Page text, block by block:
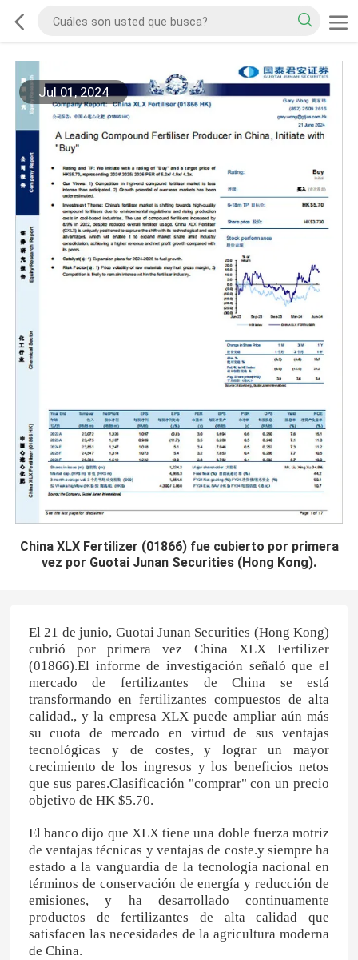
Jul 01, 2024
China XLX Fertilizer (01866) fue cubierto por primera
vez por Guotai Junan Securities (Hong Kong).
El 21 de junio, Guotai Junan Securities (Hong Kong)
cubrió por primera vez China XLX Fertilizer
(01866).El informe de investigación señaló que el
mercado de fertilizantes de China se está
transformando en fertilizantes compuestos de alta
calidad., y la empresa XLX puede ampliar aún más
su cuota de mercado en virtud de sus ventajas
tecnológicas y de costes, y lograr un mayor
crecimiento de los ingresos y los beneficios netos
que sus pares.Clasificación "comprar" con un precio
objetivo de HK $5.70.
El banco dijo que XLX tiene una doble fuerza motriz
de ventajas técnicas y ventajas de coste.y siempre ha
estado a la vanguardia de la tecnología nacional en
términos de conservación de energía y reducción de
emisiones, y ha desarrollado continuamente
productos de fertilizantes de alta calidad que
satisfacen las necesidades de la agricultura moderna
de China.